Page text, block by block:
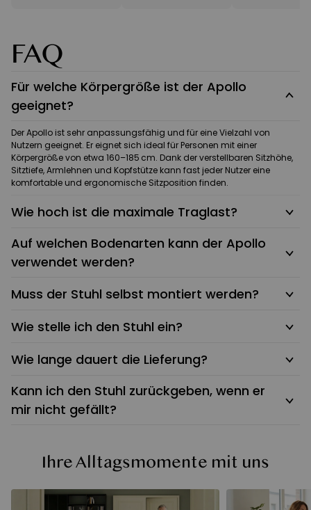
FAQ
Für welche Körpergröße ist der Apollo
geeignet?
Der Apollo ist sehr anpassungsfähig und für eine Vielzahl von
Nutzern geeignet. Er eignet sich ideal für Personen mit einer
Körpergröße von etwa 160–185 cm. Dank der verstellbaren Sitzhöhe,
Sitztiefe, Armlehnen und Kopfstütze kann fast jeder Nutzer eine
komfortable und ergonomische Sitzposition finden.
Wie hoch ist die maximale Traglast?
Auf welchen Bodenarten kann der Apollo
verwendet werden?
Muss der Stuhl selbst montiert werden?
Wie stelle ich den Stuhl ein?
Wie lange dauert die Lieferung?
Kann ich den Stuhl zurückgeben, wenn er
mir nicht gefällt?
Ihre Alltagsmomente mit uns